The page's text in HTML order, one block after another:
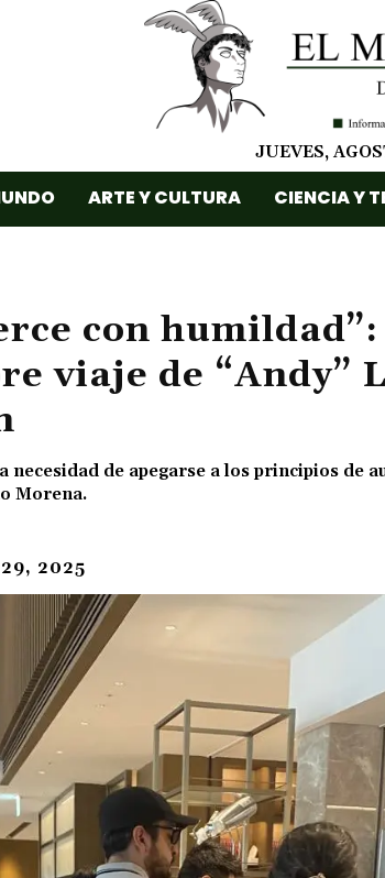
JUEVES,
ARTE Y CULTURA CIENCIA Y
con humildad”:
viaje de “Andy”
de apegarse a los principios de
Morena.
2025